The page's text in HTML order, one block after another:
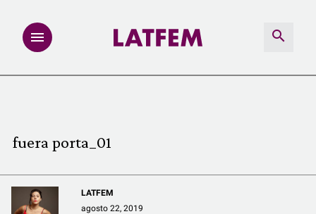
REDACCIÓN ABIERTA
fuera porta_01
LATFEM
agosto 22, 2019